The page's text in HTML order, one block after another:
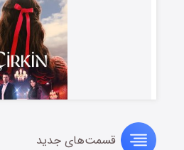
سریال زشتقسمت‌های جدید